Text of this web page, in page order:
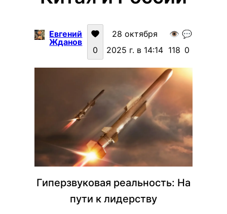
Евгений
Жданов
0
28 октября
2025 г. в 14:14
👁️
118
💬
0
Гиперзвуковая реальность: На
пути к лидерству